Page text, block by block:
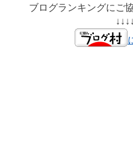
ブログランキングにご